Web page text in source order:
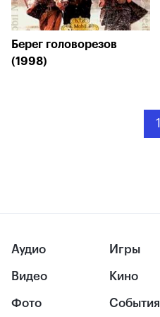
Берег головорезов
(1998)
1
Аудио
Видео
Фото
Игры
Кино
События